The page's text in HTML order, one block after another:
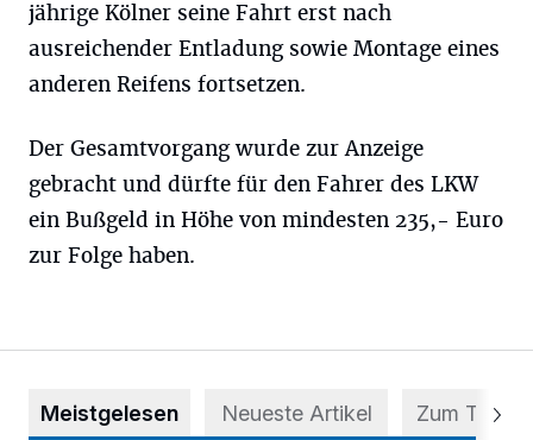
jährige Kölner seine Fahrt erst nach
ausreichender Entladung sowie Montage eines
anderen Reifens fortsetzen.
Der Gesamtvorgang wurde zur Anzeige
gebracht und dürfte für den Fahrer des LKW
ein Bußgeld in Höhe von mindesten 235,- Euro
zur Folge haben.
Meistgelesen Neueste Artikel Zum Thema